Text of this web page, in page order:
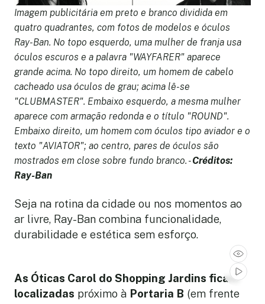
Imagem publicitária em preto e branco dividida em
quatro quadrantes, com fotos de modelos e óculos
Ray-Ban. No topo esquerdo, uma mulher de franja usa
óculos escuros e a palavra "WAYFARER" aparece
grande acima. No topo direito, um homem de cabelo
cacheado usa óculos de grau; acima lê-se
"CLUBMASTER". Embaixo esquerdo, a mesma mulher
aparece com armação redonda e o título "ROUND".
Embaixo direito, um homem com óculos tipo aviador e o
texto "AVIATOR"; ao centro, pares de óculos são
mostrados em close sobre fundo branco. -Créditos:
Ray-Ban
Seja na rotina da cidade ou nos momentos ao
ar livre, Ray-Ban combina funcionalidade,
durabilidade e estética sem esforço.
As Óticas Carol do Shopping Jardins ficam
localizadas próximo à Portaria B (em frente